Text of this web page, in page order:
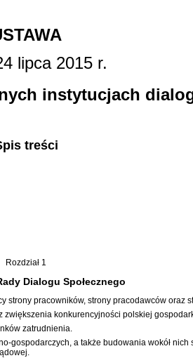
lipca 2015 r.
instytucjach
treści
Rozdział 1
Dialogu Społecznego
strony pracowników, strony pracodawców oraz
konkurencyjności polskiej
zatrudnienia.
gospodarczych, a także budowania wokół